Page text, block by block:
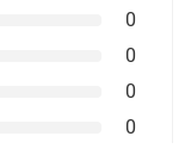
0
0
0
0